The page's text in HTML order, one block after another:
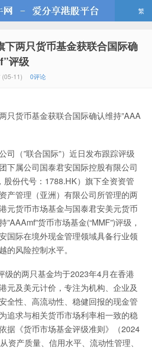
繁
下两只货币基金获联合国际确
评级
(05-11) 0评论
只货币基金获联合国际确认维持”AAA
司（”联合国际”）近日发布跟踪评级
下属公司国泰君安国际控股有限公司
股份代号：1788.HK）旗下全资资管
管理（亚洲）有限公司所管理的两
元货币市场基金与国泰君安美元货币
货币市场基金(“MMF”)评级，
国际在境外现金管理领域具备行业领
的风险控制水平。
级的两只基金均于2023年4月在香港
元及美元计价，专注为机构、企业及
全性、高流动性、稳健回报的现金管
追求与相关货币市场利率相一致的稳
据《货币市场基金评级准则》（2024
资产质量、信用水平、流动性管理、